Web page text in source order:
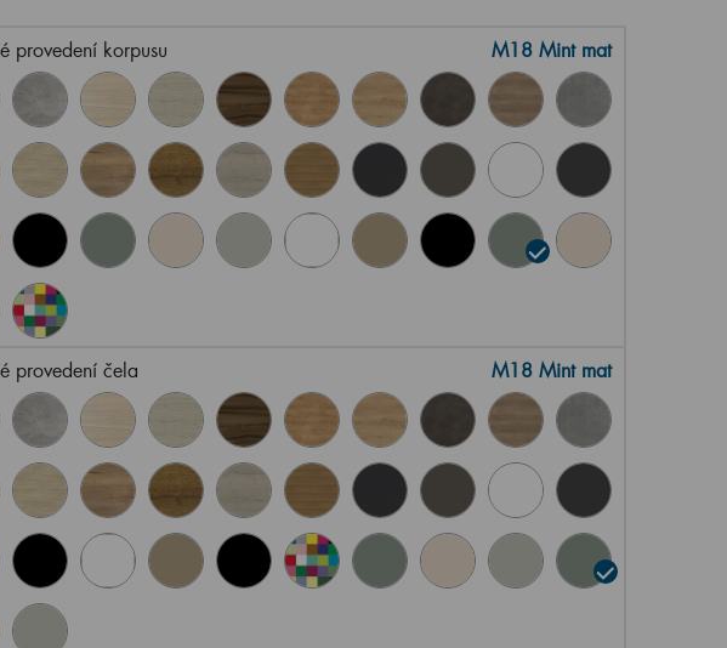
provedení korpusu M18 Mint mat
provedení čela M18 Mint mat